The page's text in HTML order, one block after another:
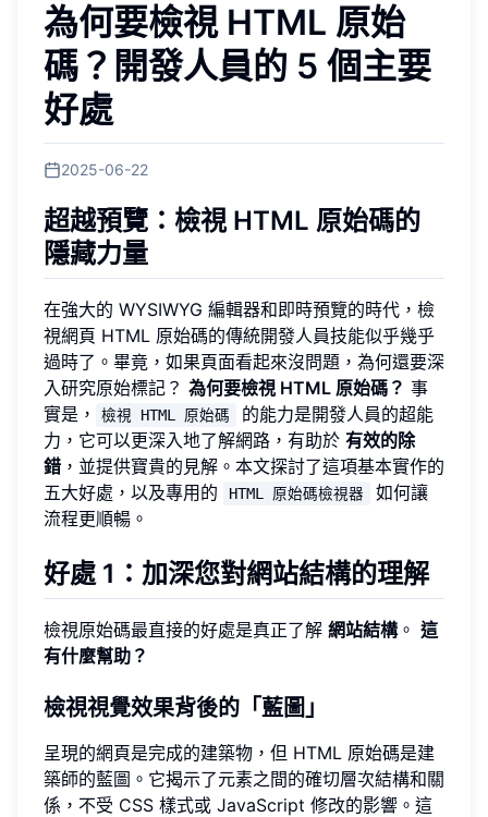
為何要檢視 HTML 原始
碼？開發人員的 5 個主要
好處
2025-06-22
超越預覽：檢視 HTML 原始碼的
隱藏力量
在強大的 WYSIWYG 編輯器和即時預覽的時代，檢
視網頁 HTML 原始碼的傳統開發人員技能似乎幾乎
過時了。畢竟，如果頁面看起來沒問題，為何還要深
入研究原始標記？ 為何要檢視 HTML 原始碼？ 事
實是，
檢視 HTML 原始碼
的能力是開發人員的超能
力，它可以更深入地了解網路，有助於 有效的除
錯 ，並提供寶貴的見解。本文探討了這項基本實作的
五大好處，以及專用的
HTML 原始碼檢視器
如何讓
流程更順暢。
好處 1：加深您對網站結構的理解
檢視原始碼最直接的好處是真正了解 網站結構。 這
有什麼幫助？
檢視視覺效果背後的「藍圖」
呈現的網頁是完成的建築物，但 HTML 原始碼是建
築師的藍圖。它揭示了元素之間的確切層次結構和關
係，不受 CSS 樣式或 JavaScript 修改的影響。這